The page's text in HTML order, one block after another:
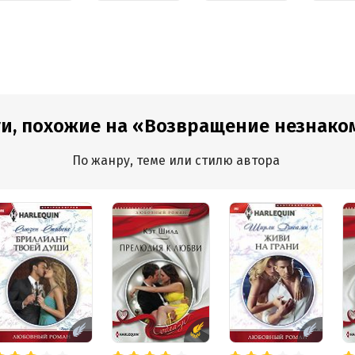
похожие на «Возвращение
По жанру, теме или стилю автора